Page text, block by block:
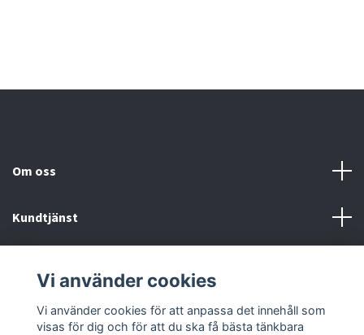
Om oss
Kundtjänst
Sociala medier
Vi använder cookies
Vi använder cookies för att anpassa det innehåll som
visas för dig och för att du ska få bästa tänkbara